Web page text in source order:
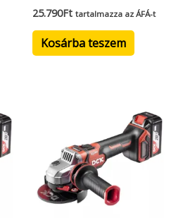
25.790Ft tartalmazza az ÁFÁ-t
Kosárba teszem